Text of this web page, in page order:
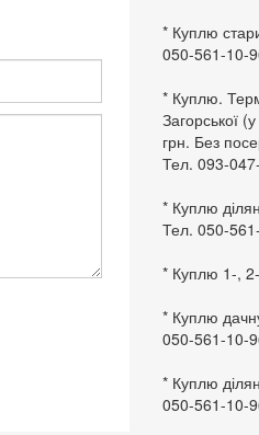
* Куплю
050-561-10-
* Куплю.
Загорської
грн. Без
Тел. 093-
* Куплю
Тел. 050-
* Куплю 1-,
* Куплю
050-561-10-
* Куплю
050-561-10-